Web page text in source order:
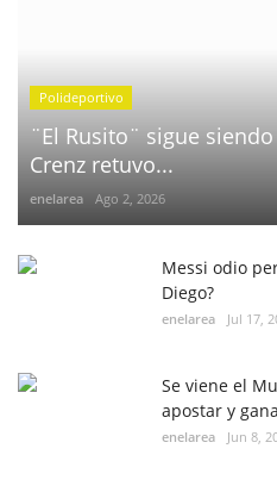
Polideportivo
¨El Rusito¨ sigue
Crenz retuvo...
enelarea Ago 2, 2026
Messi odio
Diego?
enelarea Jul 17,
Se viene el
apostar y
enelarea Jun 8,